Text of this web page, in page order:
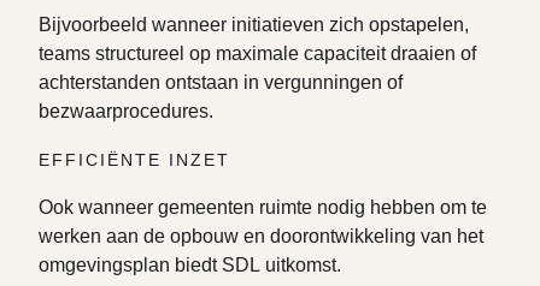
Bijvoorbeeld wanneer initiatieven zich opstapelen,
teams structureel op maximale capaciteit draaien of
achterstanden ontstaan in vergunningen of
bezwaarprocedures.
EFFICIËNTE INZET
Ook wanneer gemeenten ruimte nodig hebben om te
werken aan de opbouw en doorontwikkeling van het
omgevingsplan biedt SDL uitkomst.